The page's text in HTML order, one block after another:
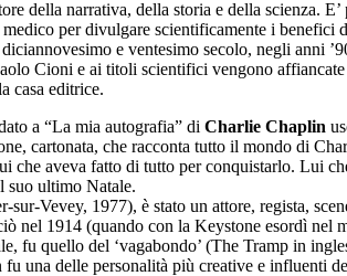
della narrativa, della storia e della scienza.
per divulgare scientificamente i
e ventesimo secolo, negli anni
Cioni e ai titoli scientifici vengono
casa editrice.
a “La mia autografia” di Charlie Chaplin
cartonata, che racconta tutto il mondo di
che aveva fatto di tutto per conquistarlo. Lui
suo ultimo Natale.
Vevey, 1977), è stato un attore, regista,
nel 1914 (quando con la Keystone esordì
fu quello del ‘vagabondo’ (The Tramp in
una delle personalità più creative e influenti